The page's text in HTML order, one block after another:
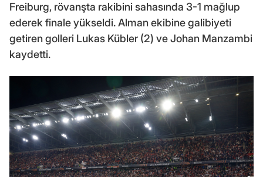
Freiburg, rövanşta rakibini sahasında 3-1 mağlup
ederek finale yükseldi. Alman ekibine galibiyeti
getiren golleri Lukas Kübler (2) ve Johan Manzambi
kaydetti.